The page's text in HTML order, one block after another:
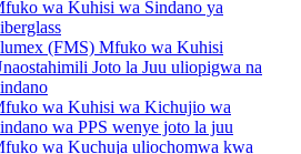
wa Kuhisi wa Sindano ya
(FMS) Mfuko wa Kuhisi
Joto la Juu uliopigwa na
wa Kuhisi wa Kichujio wa
wa PPS wenye joto la juu
wa Kuchuja uliochomwa kwa